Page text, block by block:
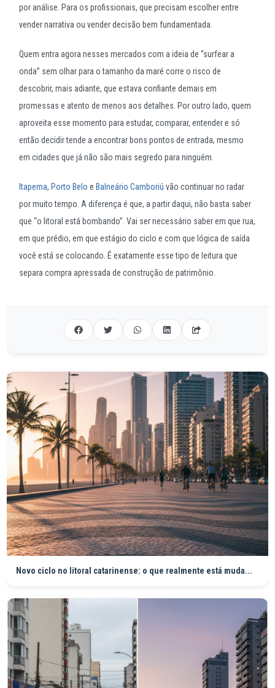
por análise. Para os profissionais, que precisam escolher entre
vender narrativa ou vender decisão bem fundamentada.
Quem entra agora nesses mercados com a ideia de “surfear a
onda” sem olhar para o tamanho da maré corre o risco de
descobrir, mais adiante, que estava confiante demais em
promessas e atento de menos aos detalhes. Por outro lado, quem
aproveita esse momento para estudar, comparar, entender e só
então decidir tende a encontrar bons pontos de entrada, mesmo
em cidades que já não são mais segredo para ninguém.
Itapema, Porto Belo e Balneário Camboriú vão continuar no radar
por muito tempo. A diferença é que, a partir daqui, não basta saber
que “o litoral está bombando”. Vai ser necessário saber em que rua,
em que prédio, em que estágio do ciclo e com que lógica de saída
você está se colocando. É exatamente esse tipo de leitura que
separa compra apressada de construção de patrimônio.
Novo ciclo no litoral catarinense: o que realmente está muda...